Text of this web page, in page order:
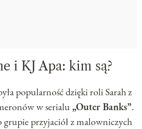
i KJ Apa: kim są?
popularność dzięki roli Sarah z
w serialu „Outer Banks”.
grupie przyjaciół z malowniczych